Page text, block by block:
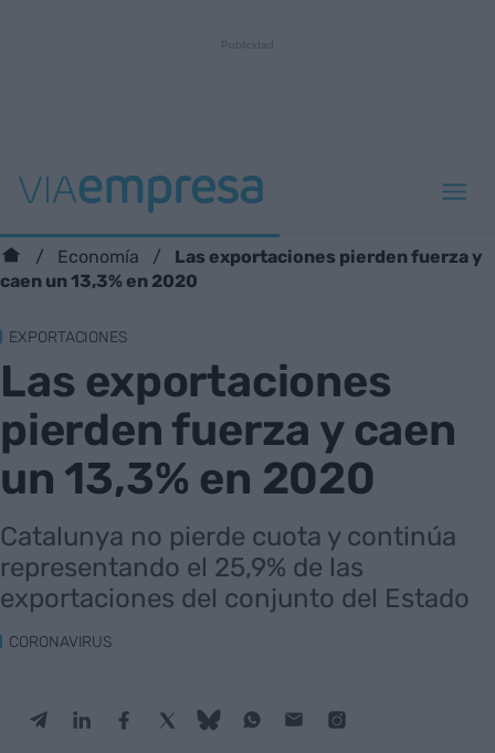
Economía
Las exportaciones pierden fuerza y
caen un 13,3% en 2020
EXPORTACIONES
Las exportaciones
pierden fuerza y caen
un 13,3% en 2020
Catalunya no pierde cuota y continúa
representando el 25,9% de las
exportaciones del conjunto del Estado
CORONAVIRUS